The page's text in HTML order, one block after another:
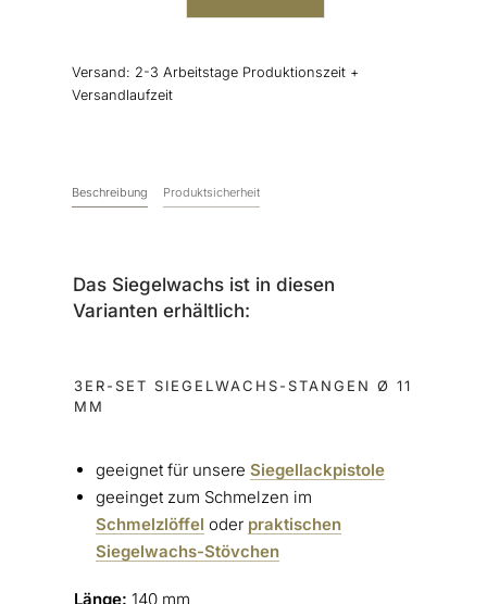
Versand: 2-3 Arbeitstage Produktionszeit +
Versandlaufzeit
Beschreibung Produktsicherheit
Das Siegelwachs ist in diesen
Varianten erhältlich:
3ER-SET SIEGELWACHS-STANGEN Ø 11
MM
geeignet für unsere Siegellackpistole
geeinget zum Schmelzen im
Schmelzlöffel oder praktischen
Siegelwachs-Stövchen
Länge: 140 mm